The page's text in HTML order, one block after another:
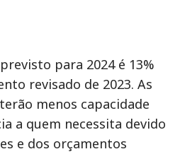
para 2024 é 13%
revisado de 2023. As
menos capacidade
a quem necessita devido
e dos orçamentos